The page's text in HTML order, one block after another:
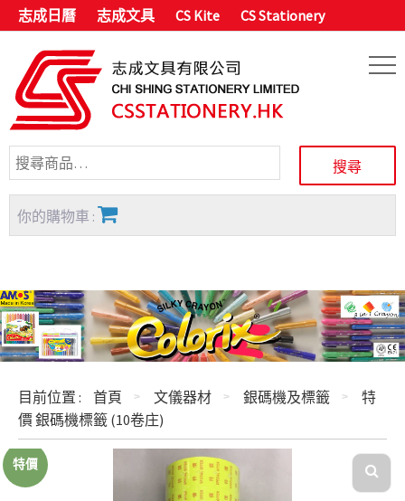
志成日曆 志成文具 CS Kite CS Stationery
你的購物車 :
目前位置 : 首頁 文儀器材 銀碼機及標籤
特
價 銀碼機標籤 (10卷庄)
特價